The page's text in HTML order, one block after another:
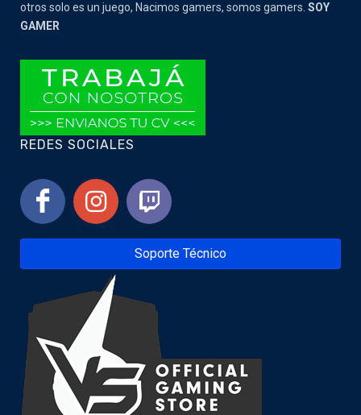
otros solo es un juego, Nacimos gamers, somos gamers. SOY
GAMER
REDES SOCIALES
Soporte Técnico